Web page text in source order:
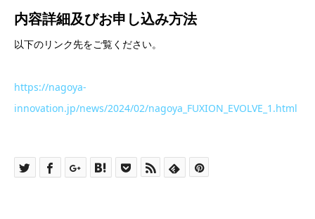
内容詳細及びお申し込み方法
以下のリンク先をご覧ください。
https://nagoya-
innovation.jp/news/2024/02/nagoya_FUXION_EVOLVE_1.html